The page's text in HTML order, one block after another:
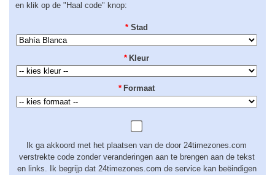
en klik op de "Haal code" knop:
* Stad
* Kleur
* Formaat
Ik ga akkoord met het plaatsen van de door 24timezones.com
verstrekte code zonder veranderingen aan te brengen aan de tekst
en links. Ik begrijp dat 24timezones.com de service kan beëindigen